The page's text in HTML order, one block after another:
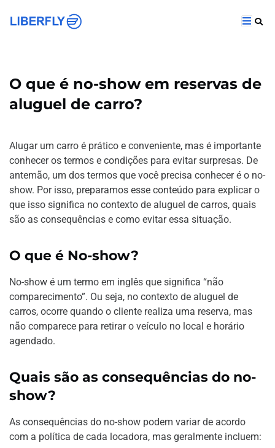
O que é no-show em reservas de
aluguel de carro?
Alugar um carro é prático e conveniente, mas é importante
conhecer os termos e condições para evitar surpresas. De
antemão, um dos termos que você precisa conhecer é o no-
show. Por isso, preparamos esse conteúdo para explicar o
que isso significa no contexto de aluguel de carros, quais
são as consequências e como evitar essa situação.
O que é No-show?
No-show é um termo em inglês que significa “não
comparecimento”. Ou seja, no contexto de aluguel de
carros, ocorre quando o cliente realiza uma reserva, mas
não comparece para retirar o veículo no local e horário
agendado.
Quais são as consequências do no-
show?
As consequências do no-show podem variar de acordo
com a política de cada locadora, mas geralmente incluem: